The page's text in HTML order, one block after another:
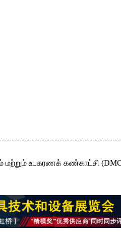
மற்றும் உபகரணக் கண்காட்சி